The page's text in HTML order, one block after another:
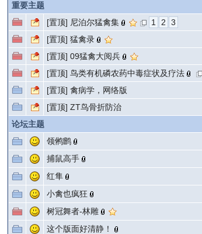
重要主题
[置顶] 尼泊尔猛禽集 1 2 3
[置顶]猛禽录
[置顶]09猛禽大阅兵
[置顶]鸟类有机磷农药中毒症状及疗法
[置顶]禽病学，网络版
[置顶]ZT鸟骨折防治
论坛主题
领鸺鹠
捕鼠高手
红隼
小禽也疯狂
树冠舞者-林雕
这个版面好清静！